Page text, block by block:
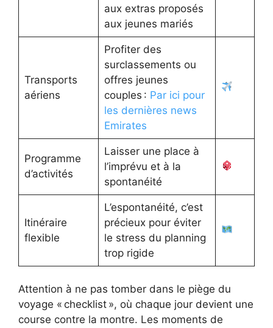
aux extras proposés
aux jeunes mariés
Transports
aériens
Profiter des
surclassements ou
offres jeunes
couples : Par ici pour
les dernières news
Emirates
Programme
d’activités
Laisser une place à
l’imprévu et à la
spontanéité
Itinéraire
flexible
L’espontanéité, c’est
précieux pour éviter
le stress du planning
trop rigide
Attention à ne pas tomber dans le piège du
voyage « checklist », où chaque jour devient une
course contre la montre. Les moments de